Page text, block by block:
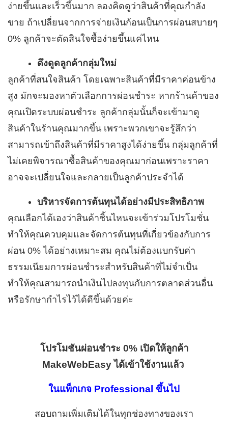
ง่ายขึ้นและเร็วขึ้นมาก ลองคิดดูว่าสินค้าที่คุณกำลัง
ขาย ถ้าเปลี่ยนจากการจ่ายเงินก้อนเป็นการผ่อนสบายๆ
0% ลูกค้าจะตัดสินใจซื้อง่ายขึ้นแค่ไหน
ดึงดูดลูกค้ากลุ่มใหม่
ลูกค้าที่สนใจสินค้า โดยเฉพาะสินค้าที่มีราคาค่อนข้าง
สูง มักจะมองหาตัวเลือกการผ่อนชำระ หากร้านค้าของ
คุณเปิดระบบผ่อนชำระ ลูกค้ากลุ่มนั้นก็จะเข้ามาดู
สินค้าในร้านคุณมากขึ้น เพราะพวกเขาจะรู้สึกว่า
สามารถเข้าถึงสินค้าที่มีราคาสูงได้ง่ายขึ้น กลุ่มลูกค้าที่
ไม่เคยพิจารณาซื้อสินค้าของคุณมาก่อนเพราะราคา
อาจจะเปลี่ยนใจและกลายเป็นลูกค้าประจำได้
บริหารจัดการต้นทุนได้อย่างมีประสิทธิภาพ
คุณเลือกได้เองว่าสินค้าชิ้นไหนจะเข้าร่วมโปรโมชั่น
ทำให้คุณควบคุมและจัดการต้นทุนที่เกี่ยวข้องกับการ
ผ่อน 0% ได้อย่างเหมาะสม คุณไม่ต้องแบกรับค่า
ธรรมเนียมการผ่อนชำระสำหรับสินค้าที่ไม่จำเป็น
ทำให้คุณสามารถนำเงินไปลงทุนกับการตลาดส่วนอื่น
หรือรักษากำไรไว้ได้ดีขึ้นด้วยค่ะ
โปรโมชันผ่อนชำระ 0% เปิดให้ลูกค้า
MakeWebEasy ได้เข้าใช้งานแล้ว
ในแพ็กเกจ Professional ขึ้นไป
สอบถามเพิ่มเติมได้ในทุกช่องทางของเรา